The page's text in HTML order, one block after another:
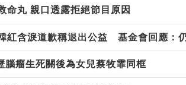
命丸 親口透露拒絕節目原因
紅含淚道歉稱退出公益 基金會回應：
腦瘤生死關後為女兒蔡牧霏同框